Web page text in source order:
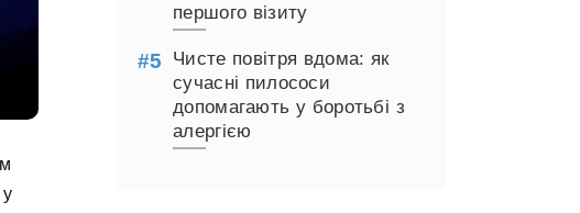
першого візиту
Чисте повітря вдома: як
сучасні пилососи
допомагають у боротьбі з
алергією